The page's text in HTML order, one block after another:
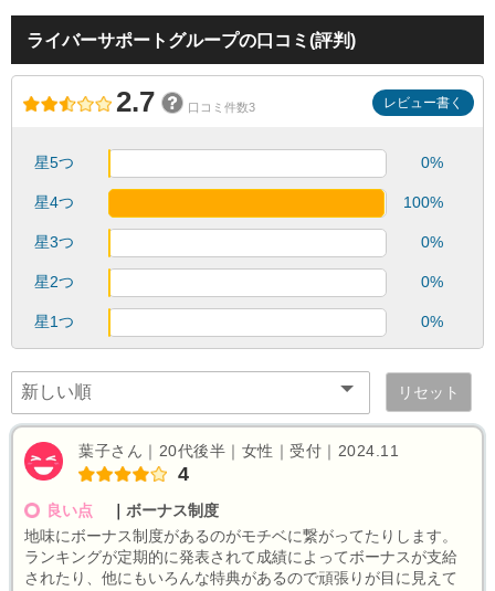
ライバーサポートグループの口コミ(評判)
2.7 口コミ件数3 レビュー書く
星5つ 0%
星4つ 100%
星3つ 0%
星2つ 0%
星1つ 0%
リセット
葉子さん｜20代後半｜女性｜受付｜2024.11
4
良い点
ボーナス制度
地味にボーナス制度があるのがモチベに繋がってたりします。
ランキングが定期的に発表されて成績によってボーナスが支給
されたり、他にもいろんな特典があるので頑張りが目に見えて